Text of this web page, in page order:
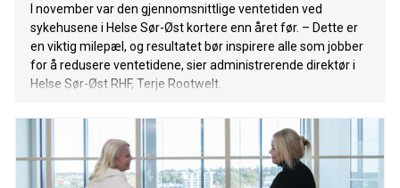
I november var den gjennomsnittlige ventetiden ved
sykehusene i Helse Sør-Øst kortere enn året før. – Dette er
en viktig milepæl, og resultatet bør inspirere alle som jobber
for å redusere ventetidene, sier administrerende direktør i
Helse Sør-Øst RHF, Terje Rootwelt.